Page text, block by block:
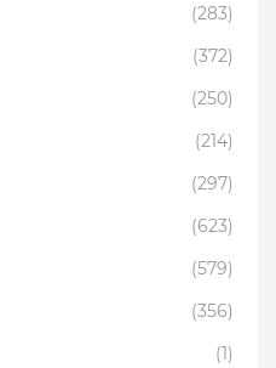
(283)
(372)
(250)
(214)
(297)
(623)
(579)
(356)
(1)